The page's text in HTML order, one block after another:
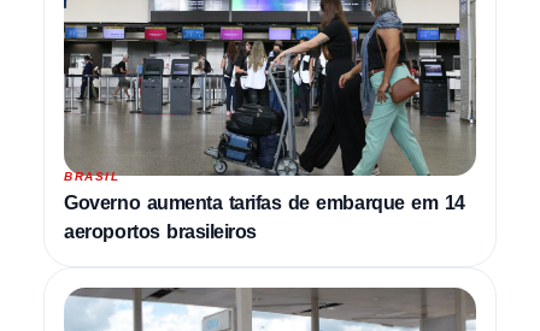
BRASIL
Governo aumenta tarifas de embarque em 14
aeroportos brasileiros